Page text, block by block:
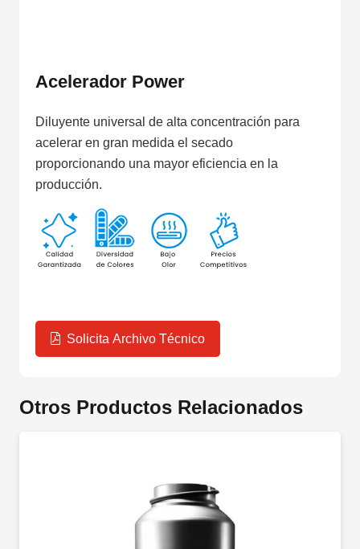
Acelerador Power
Diluyente universal de alta concentración para
acelerar en gran medida el secado
proporcionando una mayor eficiencia en la
producción.
Solicita Archivo Técnico
Otros Productos Relacionados